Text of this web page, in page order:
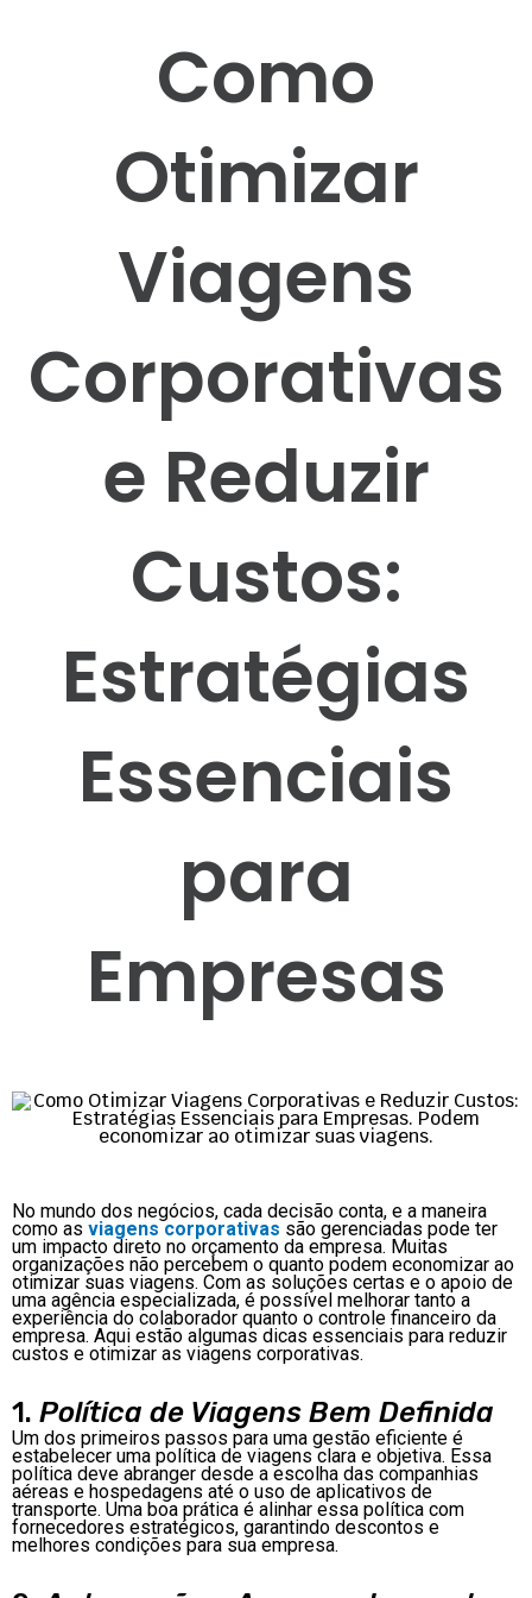
Como
Otimizar
Viagens
Corporativas
e Reduzir
Custos:
Estratégias
Essenciais
para
Empresas
No mundo dos negócios, cada decisão conta, e a maneira
como as viagens corporativas são gerenciadas pode ter
um impacto direto no orçamento da empresa. Muitas
organizações não percebem o quanto podem economizar ao
otimizar suas viagens. Com as soluções certas e o apoio de
uma agência especializada, é possível melhorar tanto a
experiência do colaborador quanto o controle financeiro da
empresa. Aqui estão algumas dicas essenciais para reduzir
custos e otimizar as viagens corporativas.
1. Política de Viagens Bem Definida
Um dos primeiros passos para uma gestão eficiente é
estabelecer uma política de viagens clara e objetiva. Essa
política deve abranger desde a escolha das companhias
aéreas e hospedagens até o uso de aplicativos de
transporte. Uma boa prática é alinhar essa política com
fornecedores estratégicos, garantindo descontos e
melhores condições para sua empresa.